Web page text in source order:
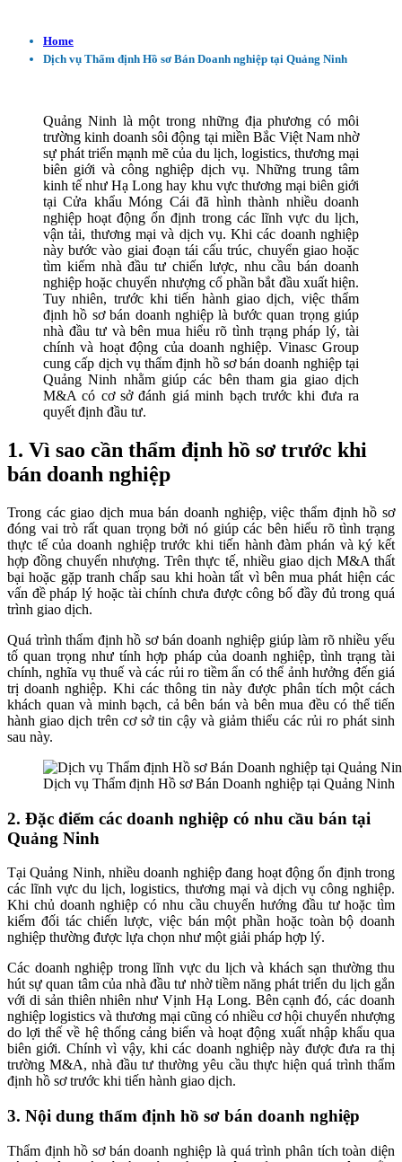
Home
Dịch vụ Thẩm định Hồ sơ Bán Doanh nghiệp tại Quảng Ninh
Quảng Ninh là một trong những địa phương có môi
trường kinh doanh sôi động tại miền Bắc Việt Nam nhờ
sự phát triển mạnh mẽ của du lịch, logistics, thương mại
biên giới và công nghiệp dịch vụ. Những trung tâm
kinh tế như Hạ Long hay khu vực thương mại biên giới
tại Cửa khẩu Móng Cái đã hình thành nhiều doanh
nghiệp hoạt động ổn định trong các lĩnh vực du lịch,
vận tải, thương mại và dịch vụ. Khi các doanh nghiệp
này bước vào giai đoạn tái cấu trúc, chuyển giao hoặc
tìm kiếm nhà đầu tư chiến lược, nhu cầu bán doanh
nghiệp hoặc chuyển nhượng cổ phần bắt đầu xuất hiện.
Tuy nhiên, trước khi tiến hành giao dịch, việc thẩm
định hồ sơ bán doanh nghiệp là bước quan trọng giúp
nhà đầu tư và bên mua hiểu rõ tình trạng pháp lý, tài
chính và hoạt động của doanh nghiệp. Vinasc Group
cung cấp dịch vụ thẩm định hồ sơ bán doanh nghiệp tại
Quảng Ninh nhằm giúp các bên tham gia giao dịch
M&A có cơ sở đánh giá minh bạch trước khi đưa ra
quyết định đầu tư.
1. Vì sao cần thẩm định hồ sơ trước khi
bán doanh nghiệp
Trong các giao dịch mua bán doanh nghiệp, việc thẩm định hồ sơ
đóng vai trò rất quan trọng bởi nó giúp các bên hiểu rõ tình trạng
thực tế của doanh nghiệp trước khi tiến hành đàm phán và ký kết
hợp đồng chuyển nhượng. Trên thực tế, nhiều giao dịch M&A thất
bại hoặc gặp tranh chấp sau khi hoàn tất vì bên mua phát hiện các
vấn đề pháp lý hoặc tài chính chưa được công bố đầy đủ trong quá
trình giao dịch.
Quá trình thẩm định hồ sơ bán doanh nghiệp giúp làm rõ nhiều yếu
tố quan trọng như tính hợp pháp của doanh nghiệp, tình trạng tài
chính, nghĩa vụ thuế và các rủi ro tiềm ẩn có thể ảnh hưởng đến giá
trị doanh nghiệp. Khi các thông tin này được phân tích một cách
khách quan và minh bạch, cả bên bán và bên mua đều có thể tiến
hành giao dịch trên cơ sở tin cậy và giảm thiểu các rủi ro phát sinh
sau này.
Dịch vụ Thẩm định Hồ sơ Bán Doanh nghiệp tại Quảng Ninh
2. Đặc điểm các doanh nghiệp có nhu cầu bán tại
Quảng Ninh
Tại Quảng Ninh, nhiều doanh nghiệp đang hoạt động ổn định trong
các lĩnh vực du lịch, logistics, thương mại và dịch vụ công nghiệp.
Khi chủ doanh nghiệp có nhu cầu chuyển hướng đầu tư hoặc tìm
kiếm đối tác chiến lược, việc bán một phần hoặc toàn bộ doanh
nghiệp thường được lựa chọn như một giải pháp hợp lý.
Các doanh nghiệp trong lĩnh vực du lịch và khách sạn thường thu
hút sự quan tâm của nhà đầu tư nhờ tiềm năng phát triển du lịch gắn
với di sản thiên nhiên như Vịnh Hạ Long. Bên cạnh đó, các doanh
nghiệp logistics và thương mại cũng có nhiều cơ hội chuyển nhượng
do lợi thế về hệ thống cảng biển và hoạt động xuất nhập khẩu qua
biên giới. Chính vì vậy, khi các doanh nghiệp này được đưa ra thị
trường M&A, nhà đầu tư thường yêu cầu thực hiện quá trình thẩm
định hồ sơ trước khi tiến hành giao dịch.
3. Nội dung thẩm định hồ sơ bán doanh nghiệp
Thẩm định hồ sơ bán doanh nghiệp là quá trình phân tích toàn diện